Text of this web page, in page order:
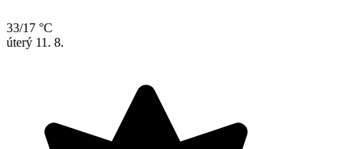
33/17 °C
úterý 11. 8.